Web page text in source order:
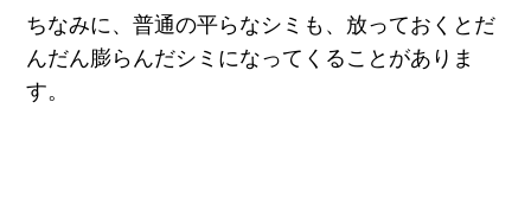
ちなみに、普通の平らなシミも、放っておくとだ
んだん膨らんだシミになってくることがありま
す。